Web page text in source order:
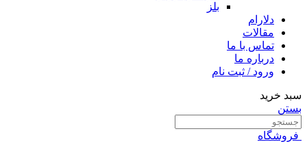
بلز
دلارام
مقالات
تماس با ما
درباره ما
ورود / ثبت نام
سبد خرید
بستن
فروشگاه